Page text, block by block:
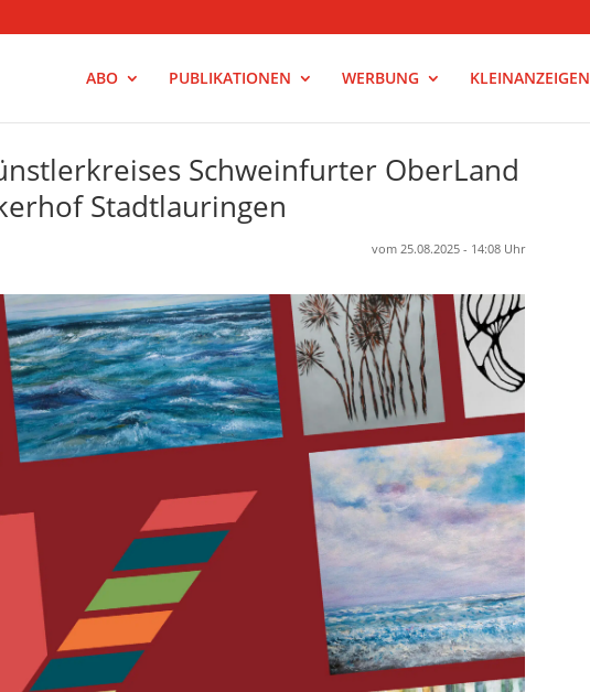
ABO PUBLIKATIONEN WERBUNG KLEINANZEIGEN
Schweinfurter OberLand
Stadtlauringen
vom 25.08.2025 - 14:08 Uhr